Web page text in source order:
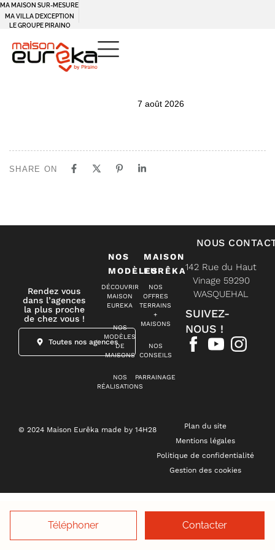
Téléphoner Contacter
MA MAISON SUR-MESURE
MA VILLA D’EXCEPTION
LE GROUPE PIRAINO
7 août 2026
SHARE ON
Rendez vous
dans l’agences
la plus proche
de chez vous !
Toutes nos agences
NOS
MODÈLES
DÉCOUVRIR
MAISON
EUREKA
NOS
MODÈLES
DE
MAISONS
NOS
RÉALISATIONS
MAISON
EURÊKA
NOS
OFFRES
TERRAINS
+
MAISONS
NOS
CONSEILS
PARRAINAGE
NOUS
142 Rue du Haut
Vinage 59290
WASQUEHAL
SUIVEZ-
NOUS !
© 2024 Maison Eurêka made by 14H28
Plan du site
Mentions légales
Politique de confidentialité
Gestion des cookies